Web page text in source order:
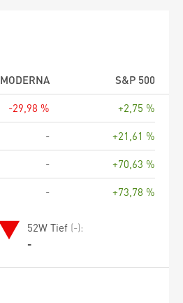
MODERNA
S&P 500
-29,98 %
+2,75 %
-
+21,61 %
-
+70,63 %
- +73,78 %
52W Tief (-):
-